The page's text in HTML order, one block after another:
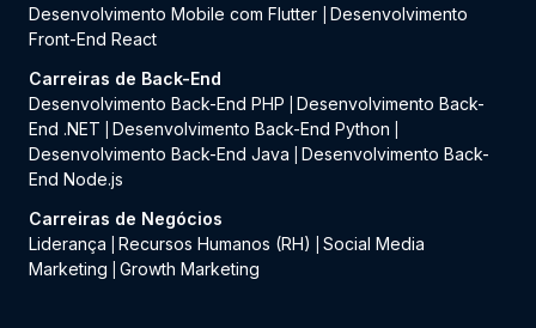
Desenvolvimento Mobile com Flutter
Desenvolvimento
Front-End React
Carreiras de Back-End
Desenvolvimento Back-End PHP
Desenvolvimento Back-
End .NET
Desenvolvimento Back-End Python
Desenvolvimento Back-End Java
Desenvolvimento Back-
End Node.js
Carreiras de Negócios
Liderança
Recursos Humanos (RH)
Social Media
Marketing
Growth Marketing